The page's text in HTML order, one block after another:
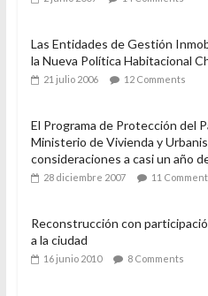
Las Entidades de Gestión
la Nueva Política Habitacional
21 julio 2006 12 Comments
El Programa de Protección del
Ministerio de Vivienda y
consideraciones a casi un año
28 diciembre 2007 11
Reconstrucción con
a la ciudad
16 junio 2010 8 Comments